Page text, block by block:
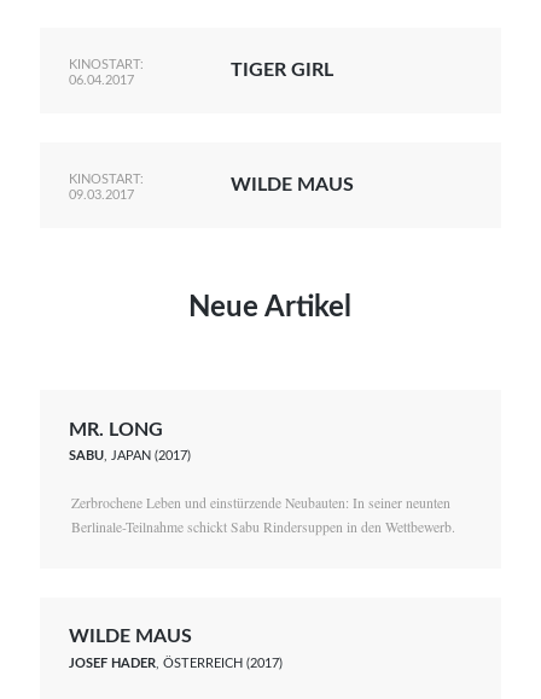
KINOSTART:
06.04.2017
TIGER GIRL
KINOSTART:
09.03.2017
WILDE MAUS
Neue Artikel
MR. LONG
SABU, JAPAN (2017)
Zerbrochene Leben und einstürzende Neubauten: In seiner neunten
Berlinale-Teilnahme schickt Sabu Rindersuppen in den Wettbewerb.
WILDE MAUS
JOSEF HADER , ÖSTERREICH (2017)